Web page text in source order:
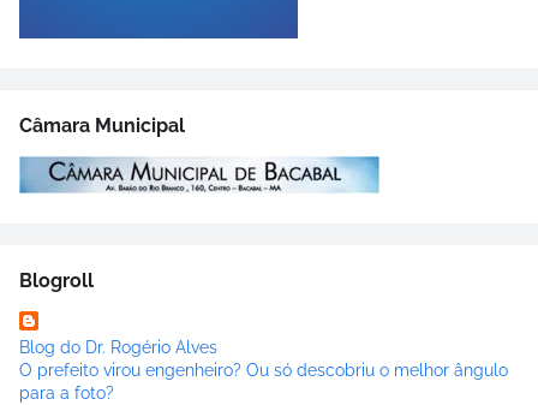
Câmara Municipal
Blogroll
Blog do Dr. Rogério Alves
O prefeito virou engenheiro? Ou só descobriu o melhor ângulo
para a foto?